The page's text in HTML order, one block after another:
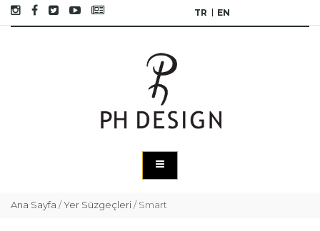
TR EN
Ana Sayfa /Yer Süzgeçleri/Smart